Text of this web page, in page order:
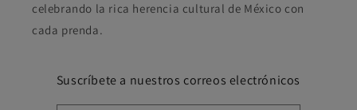
celebrando la rica herencia cultural de México con
cada prenda.
Suscríbete a nuestros correos electrónicos